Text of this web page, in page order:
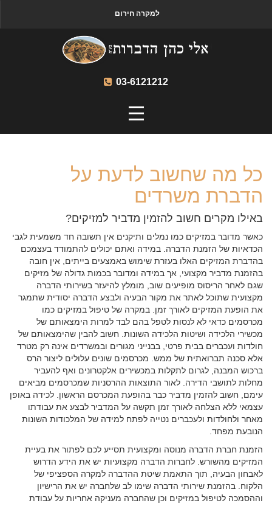
03-6121212
למקרה חירום
כל מה שחשוב לדעת על
הדברת משרדים
באילו מקרים חשוב להזמין מדביר למזיקים?
כאשר מדובר במזיקים כמו נמלים ותיקנים אין תשובה חד משמעית לגבי
הכדאיות של הזמנת הדברה. במידה ואתם יכולים להתמודד בעצמכם
בהדברת המזיקים האלו בעזרת שימוש באמצעים בייתים, אין חובה
בהזמנת מדביר מקצועי, אך במידה ומדובר בכמות גדולה של מזיקים
שגם לאחר הריסוס מופיעים שוב, מומלץ להיעזר בשירותי הדברה
מקצועית שתוכל לאתר את מקור הבעיה ולבצע הדברה יסודית שתמגר
את הופעת המזיקים לאורך זמן. במקרה של טיפול במזיקים כמו
מכרסמים כדאי לא לנסות לטפל בהם לבד למרות הימצאותם של
מכשירי הלכידה ושיטות הלכידה השונות. חשוב להבין שהימצאותם של
חולדות ועכברים בבית פרטי, בבנייני מגורים ובמשרדים אינה רק מטרד
אלא סכנה תברואתית של ממש. מכרסמים שונים עלולים ליצור הרס
ברכוש המבנה, לגרום לתקלות במכשירים אלקטרונים ואף להעביר
מחלות לתושבי הדירה. לאור התוצאות ההרסניות שמכרסמים מביאים
עימם, חשוב להזמין מדביר כבר בהופעת המכרסם הראשון. לכידה באופן
עצמאי ללא הצלחה לאורך זמן תקשה על המדביר לבצע את עבודתו
מאחר ולחולדות ולעכברים נטייה לפתח למידה של המלכודות השונות
הנובעת מפחד.
הזמנת חברת הדברה מנוסה ומקצועית תסייע לכם לפתור את בעיית
המזיקים מהשורש. לחברות הדברה מקצועיות יש את הידע הדרוש
לאבחון הבעיה, תוך התאמת שיטת ההדברה למקרה הספציפי של
הלקוח. בהזמנת שירותי הדברה שימו לב שלחברה יש את הרישיון
וההסמכה לטיפול במזיקים וכן שהחברה מעניקה אחריות על עבודת